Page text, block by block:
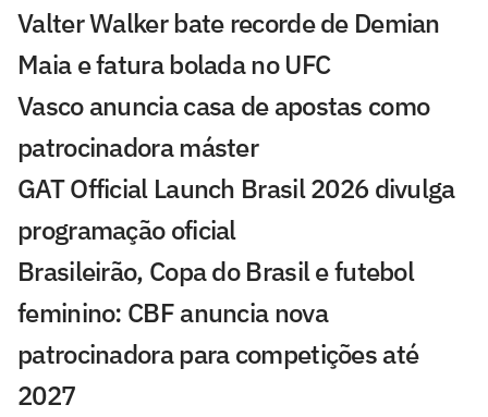
Valter Walker bate recorde de Demian
Maia e fatura bolada no UFC
Vasco anuncia casa de apostas como
patrocinadora máster
GAT Official Launch Brasil 2026 divulga
programação oficial
Brasileirão, Copa do Brasil e futebol
feminino: CBF anuncia nova
patrocinadora para competições até
2027